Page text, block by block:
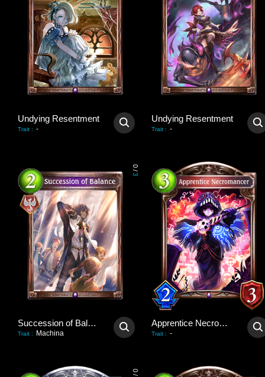
Undying Resentment
Trait : -
Undying Resentment
Trait : -
0
/
3
Succession of Balance
Trait : Machina
Apprentice Necromancer
Trait : -
0
/